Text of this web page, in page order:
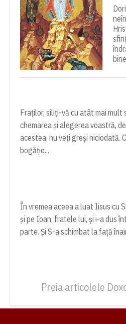
Fraților, siliți-vă cu atât mai mult
chemarea și alegerea voastră,
acestea, nu veți greși niciodată.
bogăție...
În vremea aceea a luat Iisus cu
și pe Ioan, fratele lui, și i-a dus
parte. Și S-a schimbat la față
Preia articolele